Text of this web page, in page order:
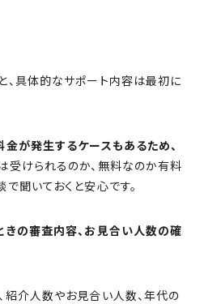
、具体的なサポート内容は最初に
が発生するケースもあるため、
受けられるのか、無料なのか有料
聞いておくと安心です。
きの審査内容、お見合い人数の確
紹介人数やお見合い人数、年代の